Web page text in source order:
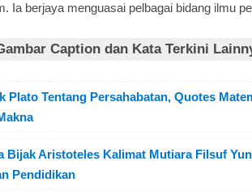
Ia berjaya menguasai pelbagai bidang ilmu
Caption dan Kata Terkini
Plato Tentang Persahabatan, Quotes
Bijak Aristoteles Kalimat Mutiara Filsuf
Pendidikan